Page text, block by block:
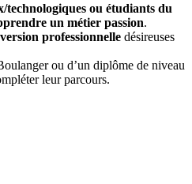
technologiques ou étudiants du
un métier passion.
professionnelle désireuses
ou d’un diplôme de niveau
leur parcours.